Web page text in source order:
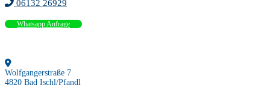
06132 26929
Whatsapp Anfrage
Wolfgangerstraße 7
4820 Bad Ischl/Pfandl